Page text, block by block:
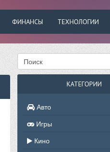
ФИНАНСЫ ТЕХНОЛОГИИ
КАТЕГОРИИ
Авто
Игры
Кино